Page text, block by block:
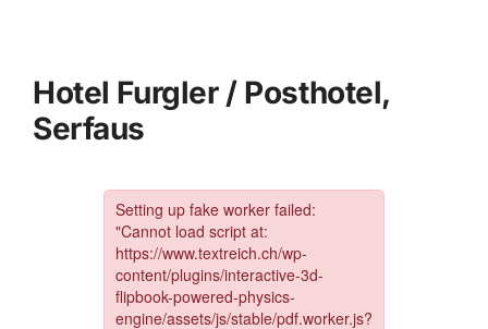
Hotel Furgler / Posthotel,
Serfaus